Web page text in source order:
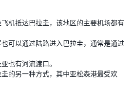
机抵达巴拉圭，该地区的主要机场都有
可以通过陆路进入巴拉圭，通常是通过
也有河流渡口。
的另一种方式，其中亚松森港最受欢